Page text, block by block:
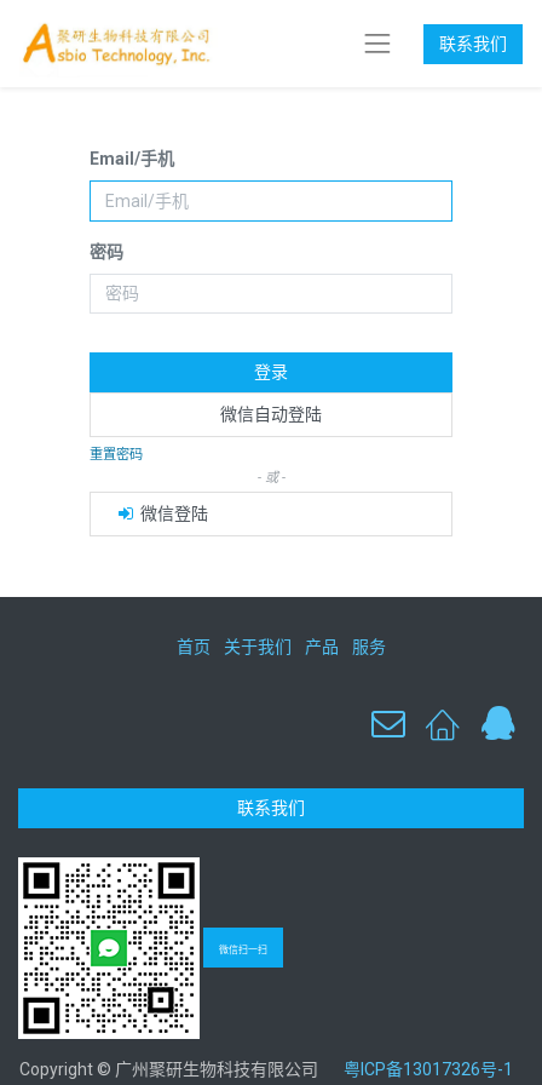
联系我们
Email/手机
密码
登录
微信自动登陆
重置密码
- 或 -
微信登陆
首页 关于我们 产品 服务
联系我们
微信扫一扫
Copyright © 广州聚研生物科技有限公司 粤ICP备13017326号-1